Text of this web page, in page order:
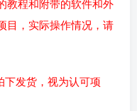
教程和附带的软件和外
目，实际操作情况，请
发货，视为认可项